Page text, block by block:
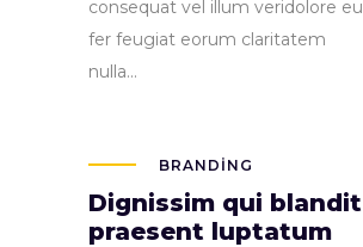
consequat vel illum veridolore eu
fer feugiat eorum claritatem
nulla...
BRANDING
Dignissim qui blandit
praesent luptatum